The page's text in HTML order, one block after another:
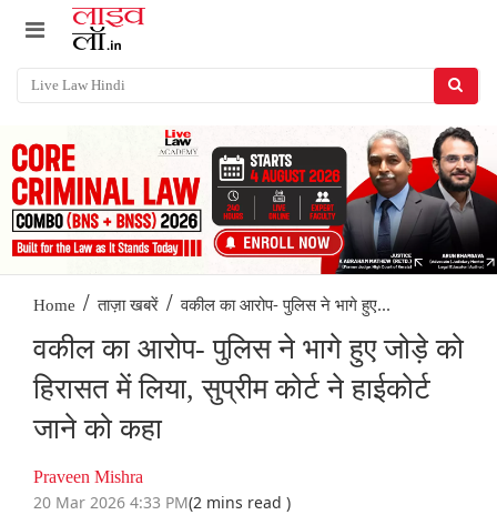
Home / ताज़ा खबरें / वकील का आरोप- पुलिस ने भागे हुए...
वकील का आरोप- पुलिस ने भागे हुए जोड़े को
हिरासत में लिया, सुप्रीम कोर्ट ने हाईकोर्ट
जाने को कहा
Praveen Mishra
20 Mar 2026 4:33 PM(2 mins read )